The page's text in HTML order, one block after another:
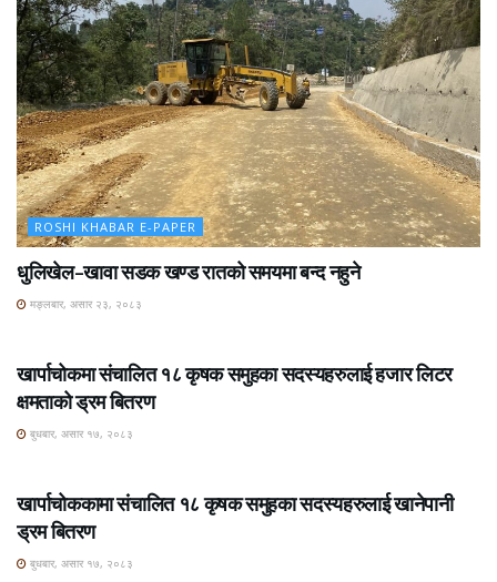
ROSHI KHABAR E-PAPER
धुलिखेल–खावा सडक खण्ड रातको समयमा बन्द नहुने
मङ्लबार, असार २३, २०८३
खार्पाचोकमा संचालित १८ कृषक समुहका सदस्यहरुलाई हजार लिटर
क्षमताको ड्रम बितरण
बुधबार, असार १७, २०८३
खार्पाचोककामा संचालित १८ कृषक समुहका सदस्यहरुलाई खानेपानी
ड्रम बितरण
बुधबार, असार १७, २०८३